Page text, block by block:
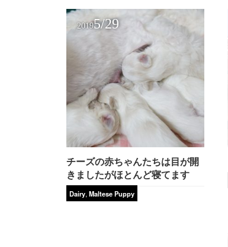
20195/29
チーズの赤ちゃんたちは目が開
きましたがほとんど寝てます
Dairy, Maltese Puppy